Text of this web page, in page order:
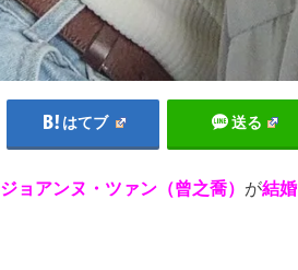
はてブ 送る
ジョアンヌ・ツァン（曾之喬） が結婚